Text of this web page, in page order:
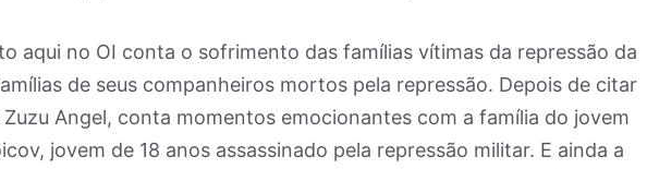
aqui no OI conta o sofrimento das famílias vítimas da repressão da
de seus companheiros mortos pela repressão. Depois de citar
Zuzu Angel, conta momentos emocionantes com a família do jovem
jovem de 18 anos assassinado pela repressão militar. E ainda a